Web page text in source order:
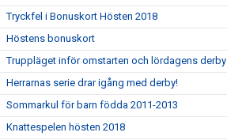
Tryckfel i Bonuskort Hösten 2018
Höstens bonuskort
Truppläget inför omstarten och lördagens derby
Herrarnas serie drar igång med derby!
Sommarkul för barn födda 2011-2013
Knattespelen hösten 2018